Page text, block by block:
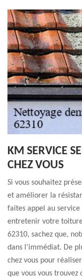
KM SERVICE
CHEZ VOUS
Si vous souhaitez
et améliorer la
faites appel au
entretenir votre
62310, sachez que,
dans l’immédiat. De
chez vous pour
que vous vous trouvez